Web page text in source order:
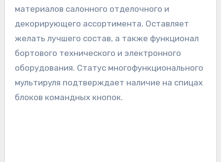
материалов салонного отделочного и
декорирующего ассортимента. Оставляет
желать лучшего состав, а также функционал
бортового технического и электронного
оборудования. Статус многофункционального
мультируля подтверждает наличие на спицах
блоков командных кнопок.